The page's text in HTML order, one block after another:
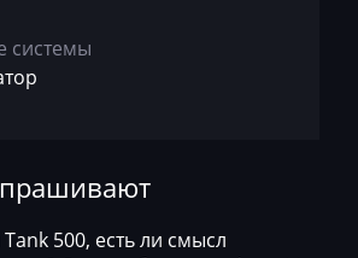
D52/D51
76.1
системы
500, есть ли смысл